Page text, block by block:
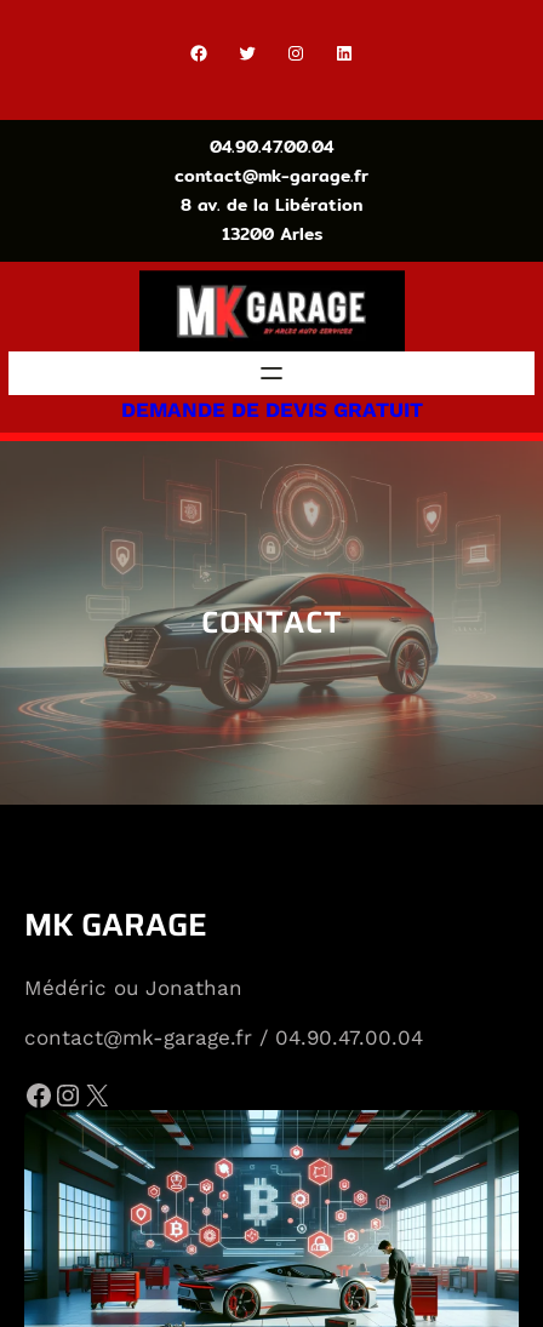
Facebook Twitter Instagram LinkedIn
04.90.47.00.04
contact@mk-garage.fr
8 av. de la Libération
13200 Arles
DEMANDE DE DEVIS GRATUIT
CONTACT
MK GARAGE
Médéric ou Jonathan
contact@mk-garage.fr / 04.90.47.00.04
Facebook Instagram X